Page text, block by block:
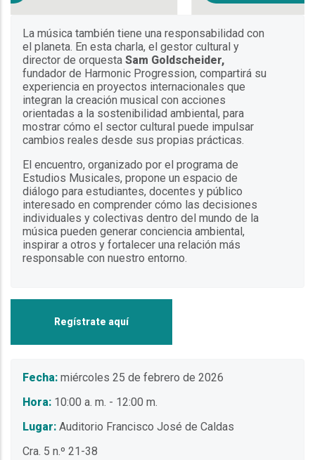
La música también tiene una responsabilidad con
el planeta. En esta charla, el gestor cultural y
director de orquesta Sam Goldscheider,
fundador de Harmonic Progression, compartirá su
experiencia en proyectos internacionales que
integran la creación musical con acciones
orientadas a la sostenibilidad ambiental, para
mostrar cómo el sector cultural puede impulsar
cambios reales desde sus propias prácticas.
El encuentro, organizado por el programa de
Estudios Musicales, propone un espacio de
diálogo para estudiantes, docentes y público
interesado en comprender cómo las decisiones
individuales y colectivas dentro del mundo de la
música pueden generar conciencia ambiental,
inspirar a otros y fortalecer una relación más
responsable con nuestro entorno.
Regístrate aquí
Fecha: miércoles 25 de febrero de 2026
Hora: 10:00 a. m. - 12:00 m.
Lugar: Auditorio Francisco José de Caldas
Cra. 5 n.º 21-38